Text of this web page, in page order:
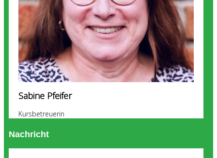
Sabine Pfeifer
Kursbetreuerin
Nachricht